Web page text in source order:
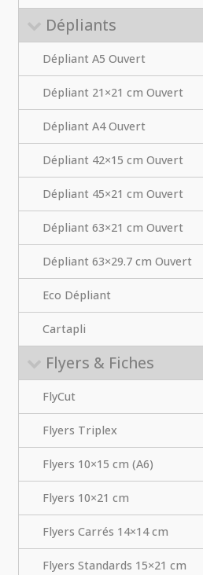
Dépliants
Dépliant A5 Ouvert
Dépliant 21×21 cm Ouvert
Dépliant A4 Ouvert
Dépliant 42×15 cm Ouvert
Dépliant 45×21 cm Ouvert
Dépliant 63×21 cm Ouvert
Dépliant 63×29.7 cm Ouvert
Eco Dépliant
Cartapli
Flyers & Fiches
FlyCut
Flyers Triplex
Flyers 10×15 cm (A6)
Flyers 10×21 cm
Flyers Carrés 14×14 cm
Flyers Standards 15×21 cm